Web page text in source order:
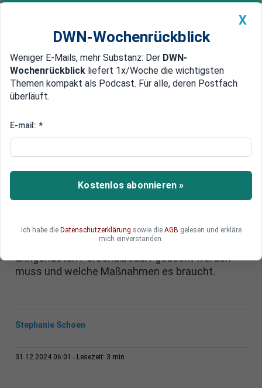
Newsticker MEIN DWN: Geldanlage Premium
Edelmetalle DWN-Magazin China
Fachkräfte dringend gesucht: In
meisten
Trotz der wirtschaftlichen Flaute sind in
Deutschland zuletzt 530.000 Fachkräftestellen
Zahl gar auf 728.000 Stellen steigen, laut einer
Studie des Instituts für Wirtschaft (IW). Wo am
dringendsten Personalbedarf gedeckt werden
muss und welche Maßnahmen es braucht.
Stephanie Schoen
31.12.2024 06:01 Lesezeit: 3 min
X
DWN-Wochenrückblick
Weniger E-Mails, mehr Substanz: Der DWN-
Wochenrückblick liefert 1x/Woche die wichtigsten
Themen kompakt als Podcast. Für alle, deren Postfach
überläuft.
E-mail: *
Kostenlos abonnieren »
Ich habe die Datenschutzerklärung sowie die AGB gelesen und erkläre
mich einverstanden.